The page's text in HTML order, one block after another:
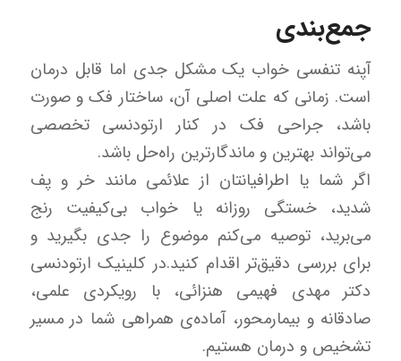
جمع‌بندی
آپنه تنفسی خواب یک مشکل جدی اما قابل درمان
است. زمانی که علت اصلی آن، ساختار فک و صورت
باشد، جراحی فک در کنار ارتودنسی تخصصی
می‌تواند بهترین و ماندگارترین راه‌حل باشد.
اگر شما یا اطرافیانتان از علائمی مانند خر و پف
شدید، خستگی روزانه یا خواب بی‌کیفیت رنج
می‌برید، توصیه می‌کنم موضوع را جدی بگیرید و
برای بررسی دقیق‌تر اقدام کنید.در کلینیک ارتودنسی
دکتر مهدی فهیمی هنزائی، با رویکردی علمی،
صادقانه و بیمارمحور، آماده‌ی همراهی شما در مسیر
تشخیص و درمان هستیم.